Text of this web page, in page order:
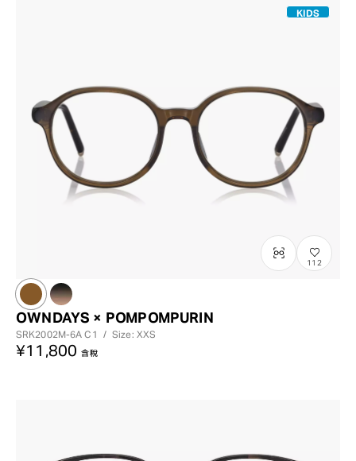
KIDS
112
OWNDAYS × POMPOMPURIN
SRK2002M-6AC1 / Size: XXS
¥11,800 含稅